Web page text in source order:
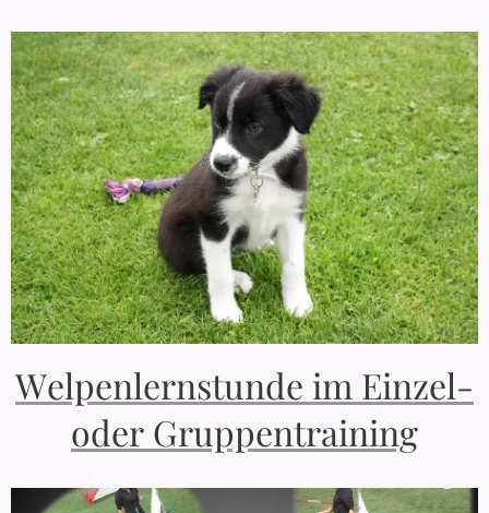
Welpenlernstunde im Einzel-
oder Gruppentraining